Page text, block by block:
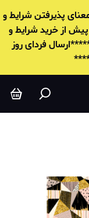
پذیرفتن شرایط و
از خرید شرایط و
فردای روز